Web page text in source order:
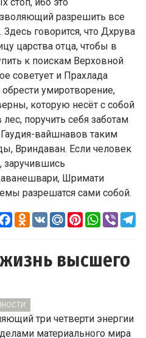
разрешить все
говорится, что Дхрува
царства отца, чтобы в
к поискам Верховной
советует и Прахлада
умиротворение,
которую несёт с собой
поручить себя заботам
вайшнавов таким
Вриндаван. Если человек
заручившись
Шримати
разрешатся сами собой.
Facebook
Odnoklassniki
VK Mail.RuPinterest
WhatsApp
Viber
высшего